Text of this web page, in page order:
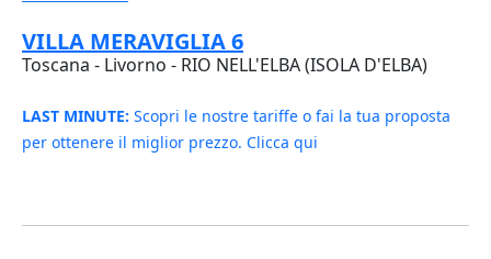
VILLA MERAVIGLIA 6
Toscana - Livorno - RIO NELL'ELBA (ISOLA D'ELBA)
LAST MINUTE: Scopri le nostre tariffe o fai la tua proposta
per ottenere il miglior prezzo. Clicca qui